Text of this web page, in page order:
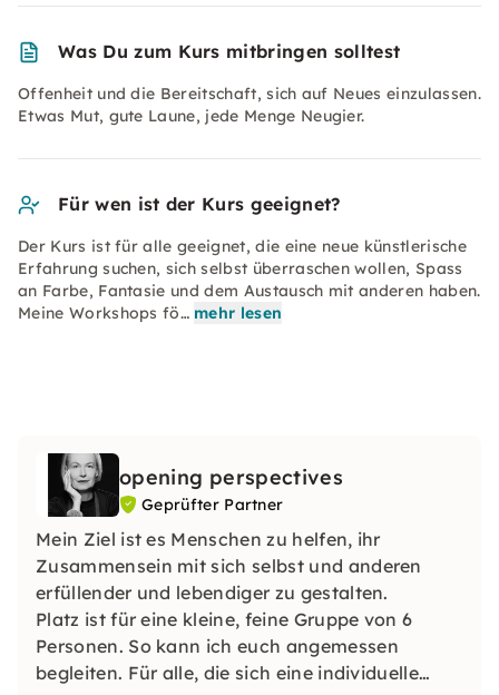
Was Du zum Kurs mitbringen solltest
Offenheit und die Bereitschaft, sich auf Neues einzulassen.
Etwas Mut, gute Laune, jede Menge Neugier.
Für wen ist der Kurs geeignet?
Der Kurs ist für alle geeignet, die eine neue künstlerische
Erfahrung suchen, sich selbst überraschen wollen, Spass
an Farbe, Fantasie und dem Austausch mit anderen haben.
Meine Workshops fö… mehr lesen
opening perspectives
Geprüfter Partner
Mein Ziel ist es Menschen zu helfen, ihr
Zusammensein mit sich selbst und anderen
erfüllender und lebendiger zu gestalten.
Platz ist für eine kleine, feine Gruppe von 6
Personen. So kann ich euch angemessen
begleiten. Für alle, die sich eine individuelle